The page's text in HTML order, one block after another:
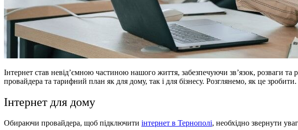
Інтернет став невід’ємною частиною нашого життя, забезпечуючи зв’язок, розваги
провайдера та тарифний план як для дому, так і для бізнесу. Розглянемо, як це зробити.
Інтернет для дому
Обираючи провайдера, щоб підключити інтернет в Тернополі, необхідно звернути